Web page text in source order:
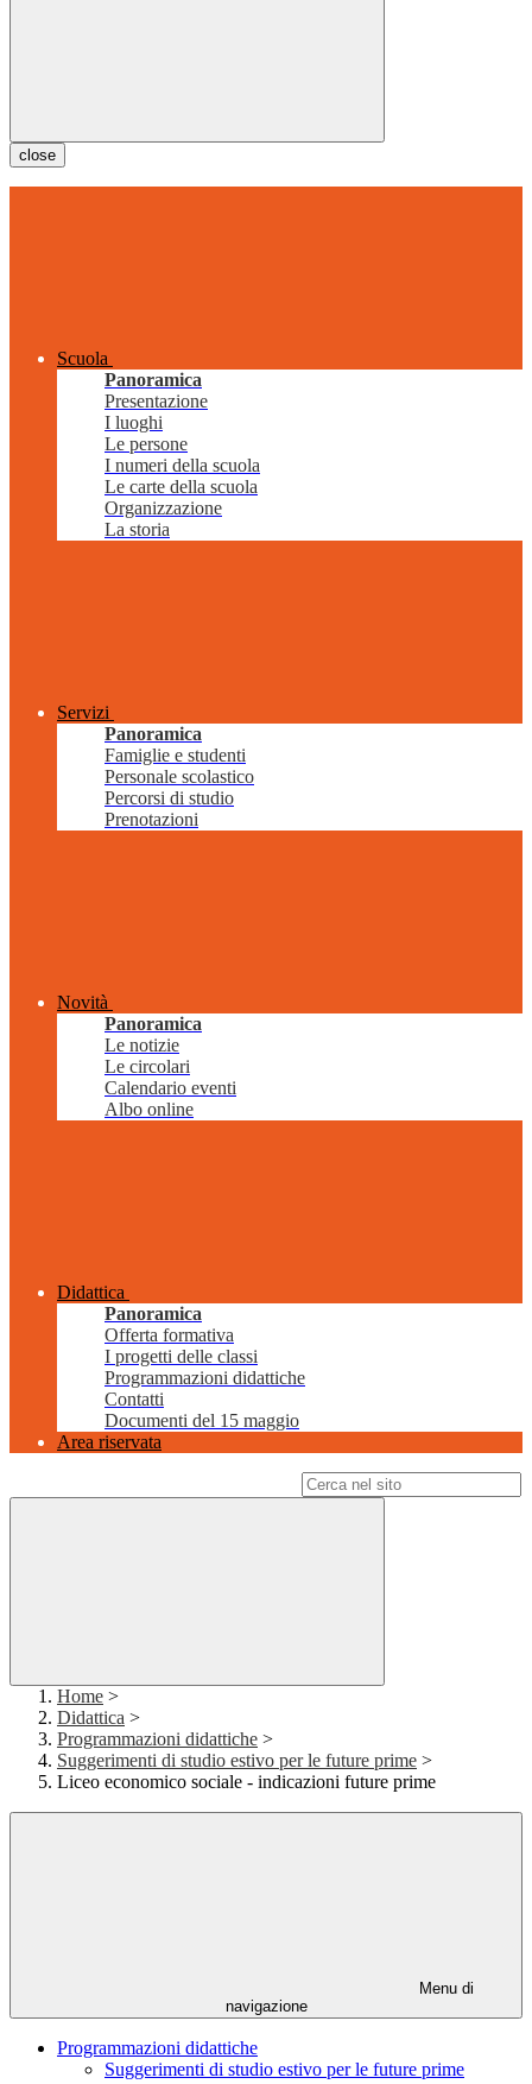
close
Scuola
Panoramica
Presentazione
I luoghi
Le persone
I numeri della scuola
Le carte della scuola
Organizzazione
La storia
Servizi
Panoramica
Famiglie e studenti
Personale scolastico
Percorsi di studio
Prenotazioni
Novità
Panoramica
Le notizie
Le circolari
Calendario eventi
Albo online
Didattica
Panoramica
Offerta formativa
I progetti delle classi
Programmazioni didattiche
Contatti
Documenti del 15 maggio
Area riservata
Home >
Didattica >
Programmazioni didattiche >
Suggerimenti di studio estivo per le future prime >
Liceo economico sociale - indicazioni future prime
Menu di
navigazione
Programmazioni didattiche
Suggerimenti di studio estivo per le future prime